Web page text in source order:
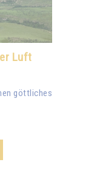
Luft
göttliches